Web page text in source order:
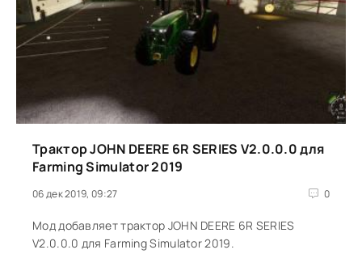
Трактор JOHN DEERE 6R SERIES V2.0.0.0 для
Farming Simulator 2019
06 дек 2019, 09:27 0
Мод добавляет трактор JOHN DEERE 6R SERIES
V2.0.0.0 для Farming Simulator 2019.